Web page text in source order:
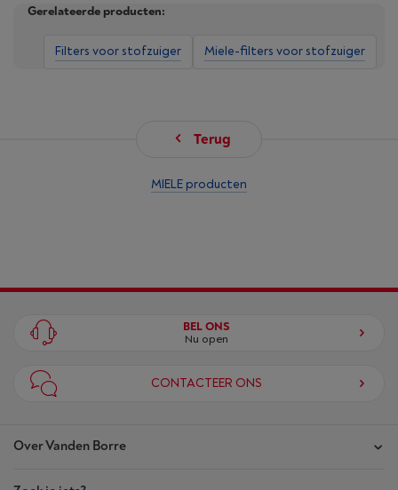
Gerelateerde producten:
Filters voor stofzuiger Miele-filters voor stofzuiger
Terug
MIELE producten
Over Vanden Borre
BEL ONS
Nu open
CONTACTEER ONS